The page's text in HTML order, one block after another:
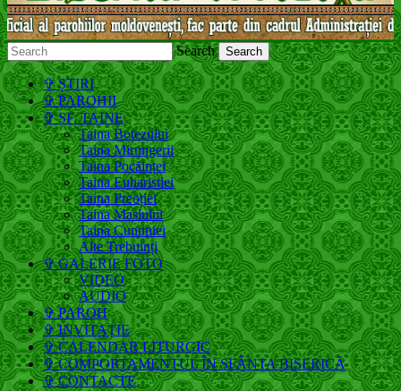
Молдавская Православная Церковь,
Московский Патриархат
Search
✞ ȘTIRI
✞ PAROHII
✞ SF. TAINE
Taina Botezului
Taina Mirungerii
Taina Pocăinței
Taina Euharistiei
Taina Preoției
Taina Maslului
Taina Cununiei
Alte Trebuinți
✞ GALERIE FOTO
VIDEO
AUDIO
✞ PAROH
✞ INVITAȚIE
✞ CALENDAR LITURGIC
✞ COMPORTAMENTUL ÎN SFÂNTA BISERICĂ
✞ CONTACTE